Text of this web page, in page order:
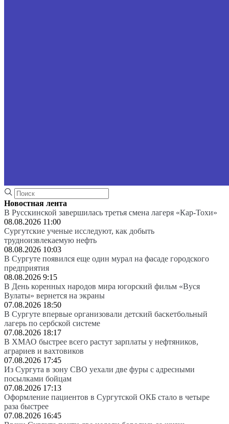
Новостная лента
В Русскинской завершилась третья смена лагеря «Кар-Тохи»
08.08.2026 11:00
Сургутские ученые исследуют, как добыть
трудноизвлекаемую нефть
08.08.2026 10:03
В Сургуте появился еще один мурал на фасаде городского
предприятия
08.08.2026 9:15
В День коренных народов мира югорский фильм «Вуся
Вулаты» вернется на экраны
07.08.2026 18:50
В Сургуте впервые организовали детский баскетбольный
лагерь по сербской системе
07.08.2026 18:17
В ХМАО быстрее всего растут зарплаты у нефтяников,
аграриев и вахтовиков
07.08.2026 17:45
Из Сургута в зону СВО уехали две фуры с адресными
посылками бойцам
07.08.2026 17:13
Оформление пациентов в Сургутской ОКБ стало в четыре
раза быстрее
07.08.2026 16:45